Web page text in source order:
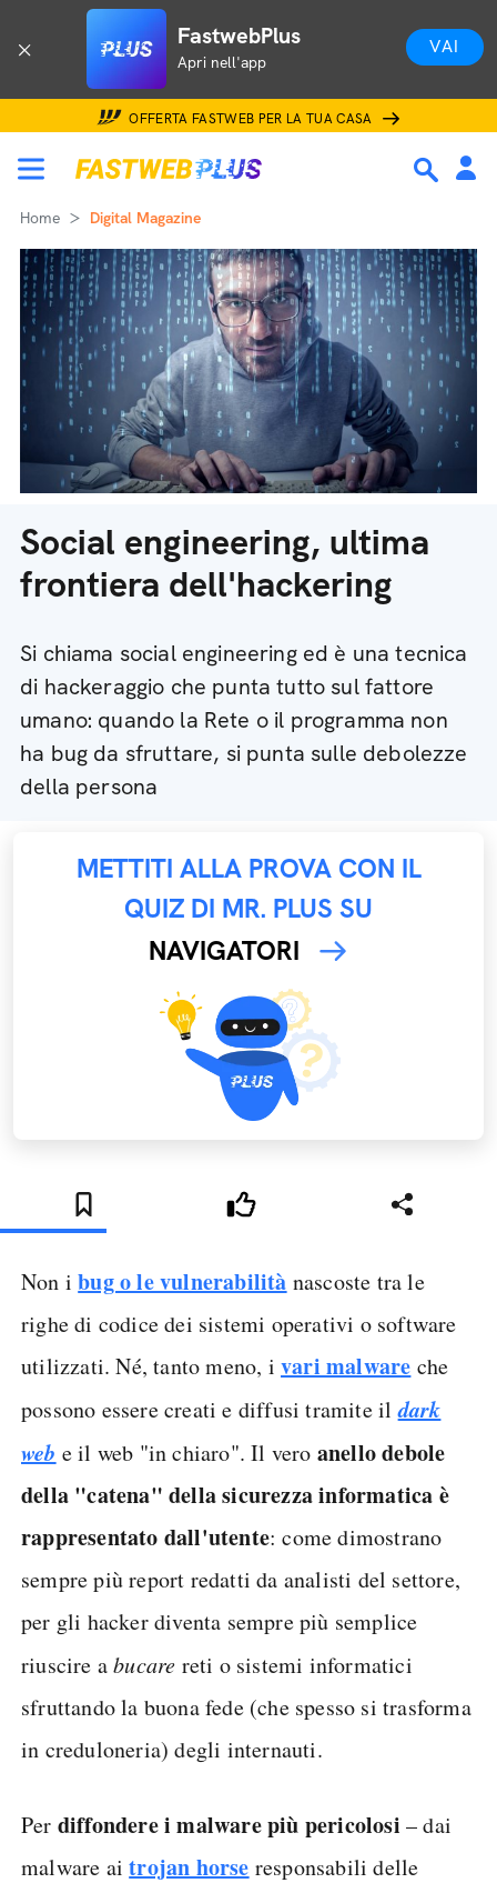
FastwebPlus
Apri nell'app
VAI
OFFERTA FASTWEB PER LA TUA CASA
Home Digital Magazine
Social engineering, ultima
frontiera dell'hackering
Si chiama social engineering ed è una tecnica
di hackeraggio che punta tutto sul fattore
umano: quando la Rete o il programma non
ha bug da sfruttare, si punta sulle debolezze
della persona
METTITI ALLA PROVA CON IL
QUIZ DI MR. PLUS SU
NAVIGATORI
Non ibug o le vulnerabilità nascoste tra le
righe di codice dei sistemi operativi o software
utilizzati. Né, tanto meno, i vari malware che
possono essere creati e diffusi tramite ildark
web e il web "in chiaro". Il vero anello debole
della "catena" della sicurezza informatica è
rappresentato dall'utente: come dimostrano
sempre più report redatti da analisti del settore,
per gli hacker diventa sempre più semplice
riuscire abucare reti o sistemi informatici
sfruttando la buona fede (che spesso si trasforma
in creduloneria) degli internauti.
Per diffondere i malware più pericolosi – dai
malware aitrojan horse responsabili delle